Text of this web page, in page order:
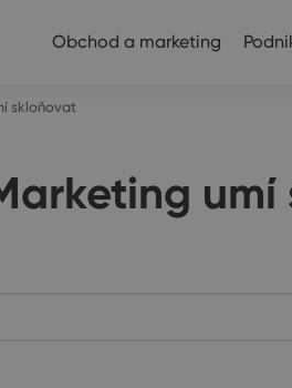
Obchod a marketing
skloňovat